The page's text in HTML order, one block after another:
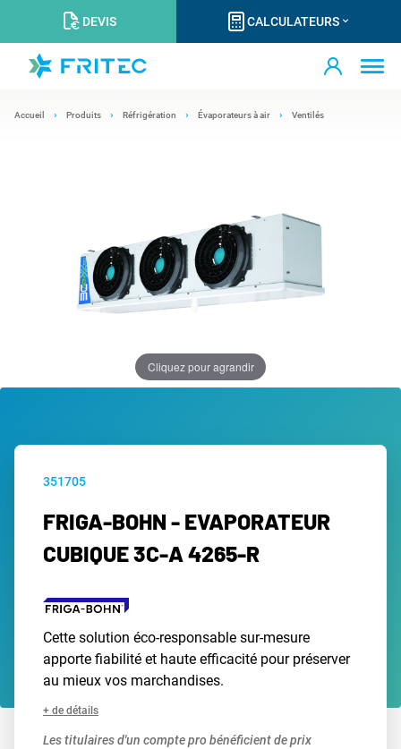
DEVIS CALCULATEURS
Accueil Produits Réfrigération Évaporateurs à air Ventilés
Cliquez pour agrandir
351705
FRIGA-BOHN - EVAPORATEUR
CUBIQUE 3C-A 4265-R
Cette solution éco-responsable sur-mesure
apporte fiabilité et haute efficacité pour préserver
au mieux vos marchandises.
+ de détails
Les titulaires d'un compte pro bénéficient de prix